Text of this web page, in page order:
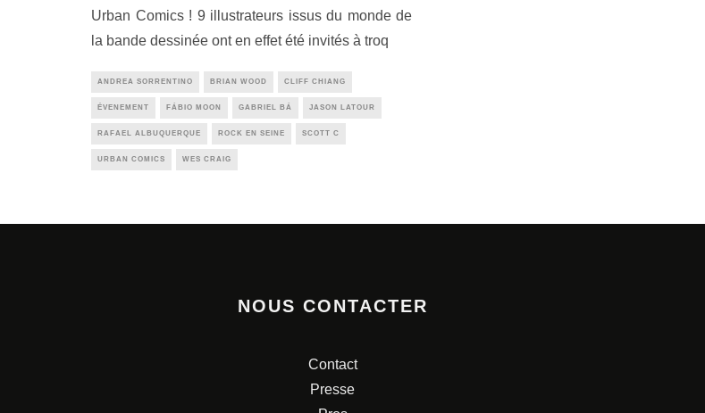
Urban Comics ! 9 illustrateurs issus du monde de
la bande dessinée ont en effet été invités à troq
ANDREA SORRENTINO BRIAN WOOD CLIFF CHIANG
ÉVENEMENT FÁBIO MOON GABRIEL BÁ JASON LATOUR
RAFAEL ALBUQUERQUE ROCK EN SEINE SCOTT C
URBAN COMICS WES CRAIG
NOUS CONTACTER
Contact
Presse